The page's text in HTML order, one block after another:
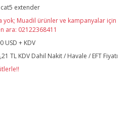
extender
yok; Muadil ürünler ve kampanyalar için
ara: 02122368411
USD + KDV
TL KDV Dahil Nakit / Havale / EFT Fiyatı